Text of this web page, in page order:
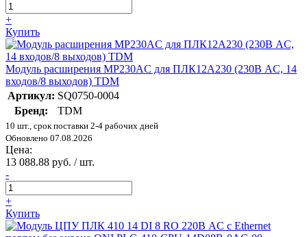
+
Купить
Модуль расширения МР230AC для ПЛК12A230 (230В AC, 14
входов/8 выходов) TDM
Артикул: SQ0750-0004
Бренд:
TDM
10 шт., срок поставки 2-4 рабочих дней
Обновлено 07.08.2026
Цена:
13 088.88 руб. / шт.
-
+
Купить